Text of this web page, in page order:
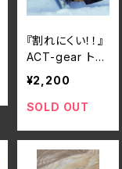
『割れにくい！！』
ACT-gear トゥ
ベイル用クリッ
プ / ブラック (5.
5mm用)
¥2,200
SOLD OUT